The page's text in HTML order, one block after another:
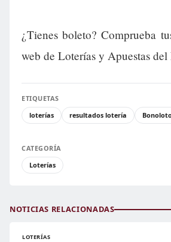
¿Tienes boleto? Comprueba
web de Loterías y Apuestas del
ETIQUETAS
loterías
resultados lotería
CATEGORÍA
Loterías
NOTICIAS RELACIONADAS
LOTERÍAS